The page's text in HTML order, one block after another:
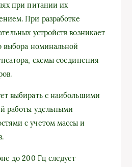
при питании их
При разработке
устройств возникает
выбора номинальной
схемы соединения
выбирать с наибольшими
работы удельными
с учетом массы и
до 200 Гц следует